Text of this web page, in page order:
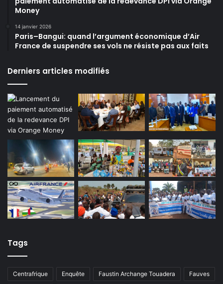
Money
14 janvier 2026
Paris–Bangui: quand l’argument économique d’Air
France de suspendre ses vols ne résiste pas aux faits
Derniers articles modifiés
Tags
Centrafrique Enquête Faustin Archange Touadera Fauves